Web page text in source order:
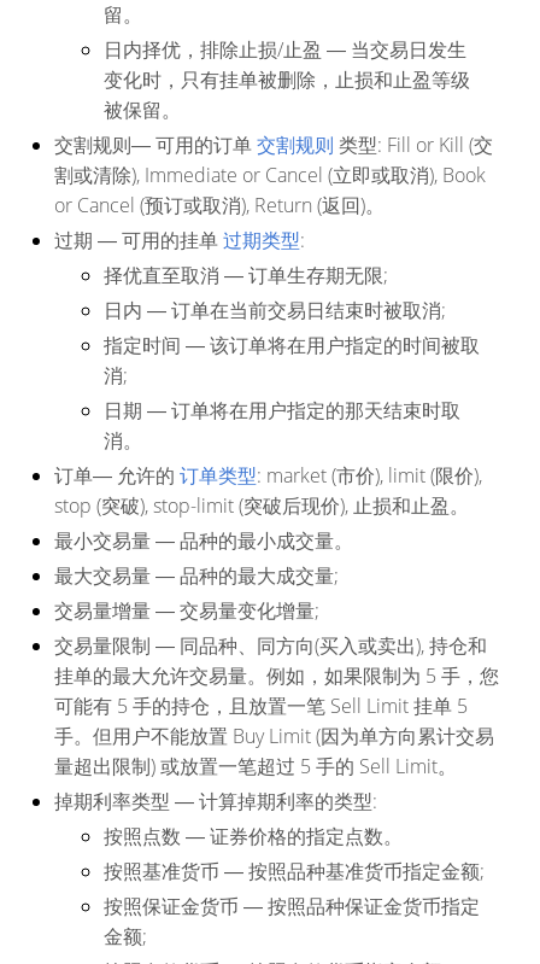
留。
日内择优，排除止损/止盈 ― 当交易日发生
变化时，只有挂单被删除，止损和止盈等级
被保留。
交割规则― 可用的订单交割规则 类型: Fill or Kill (交
割或清除), Immediate or Cancel (立即或取消), Book
or Cancel (预订或取消), Return (返回)。
过期 ― 可用的挂单过期类型:
择优直至取消 ― 订单生存期无限;
日内 ― 订单在当前交易日结束时被取消;
指定时间 ― 该订单将在用户指定的时间被取
消;
日期 ― 订单将在用户指定的那天结束时取
消。
订单― 允许的 订单类型: market (市价), limit (限价),
stop (突破), stop-limit (突破后现价), 止损和止盈。
最小交易量― 品种的最小成交量。
最大交易量― 品种的最大成交量;
交易量增量― 交易量变化增量;
交易量限制 ― 同品种、同方向(买入或卖出), 持仓和
挂单的最大允许交易量。例如，如果限制为 5 手，您
可能有 5 手的持仓，且放置一笔 Sell Limit 挂单 5
手。但用户不能放置 Buy Limit (因为单方向累计交易
量超出限制) 或放置一笔超过 5 手的 Sell Limit。
掉期利率类型 ― 计算掉期利率的类型:
按照点数 ― 证券价格的指定点数。
按照基准货币 ― 按照品种基准货币指定金额;
按照保证金货币 ― 按照品种保证金货币指定
金额;